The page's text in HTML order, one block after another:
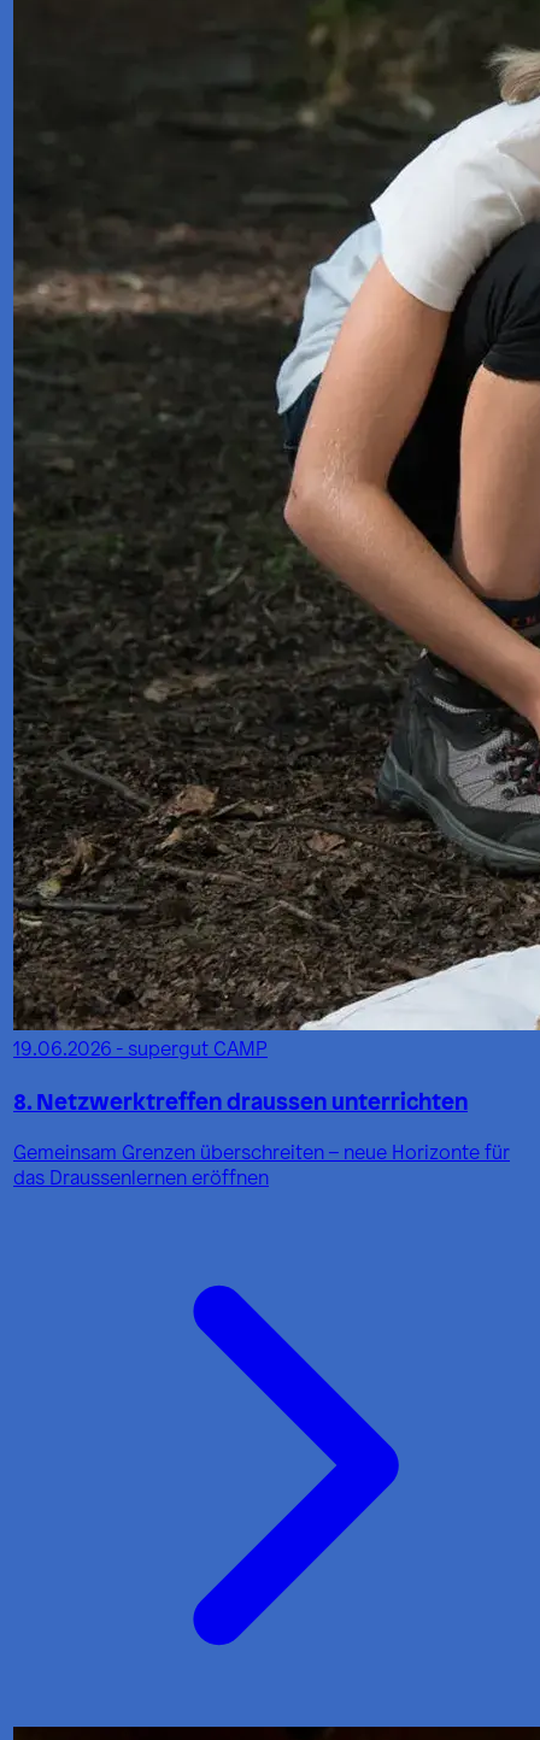
19.06.2026 - supergut CAMP
8. Netzwerktreffen draussen unterrichten
Gemeinsam Grenzen überschreiten – neue Horizonte für
das Draussenlernen eröffnen